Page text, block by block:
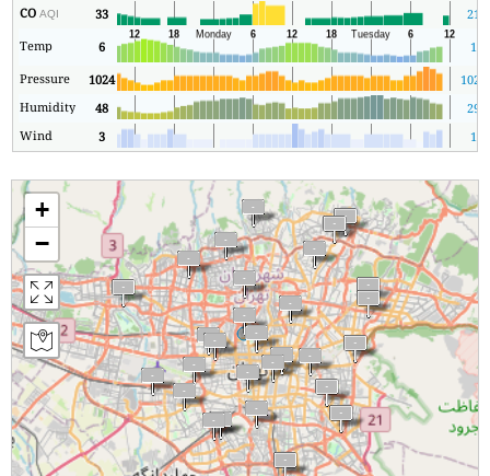
COAQI 33
21
Temp
6
1
Pressure
1024
1021
Humidity
48
29
Wind
3 1
+
−